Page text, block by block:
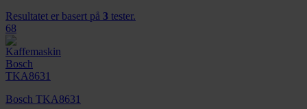
Resultatet er basert på 3 tester.
68
Bosch TKA8631